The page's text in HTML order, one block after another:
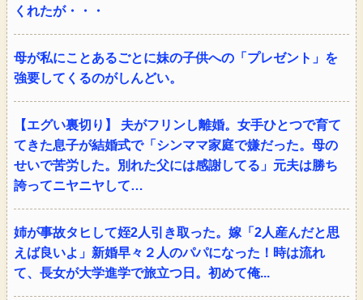
くれたが・・・
母が私にことあるごとに妹の子供への「プレゼント」を
強要してくるのがしんどい。
【エグい裏切り】 夫がフリンし離婚。女手ひとつで育て
てきた息子が結婚式で「シンママ家庭で嫌だった。母の
せいで苦労した。別れた父には感謝してる」元夫は勝ち
誇ってニヤニヤして…
姉が事故タヒして姪2人引き取った。嫁「2人産んだと思
えば良いよ」新婚早々２人のパパになった！時は流れ
て、長女が大学進学で旅立つ日。初めて俺...